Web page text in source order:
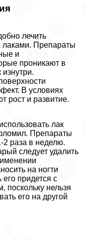
лечить
лаками. Препараты
и
проникают в
изнутри.
В условиях
рост и развитие.
лак
Препараты
2 раза в неделю.
следует удалить
на ногти
придется с
поскольку нельзя
его на другой